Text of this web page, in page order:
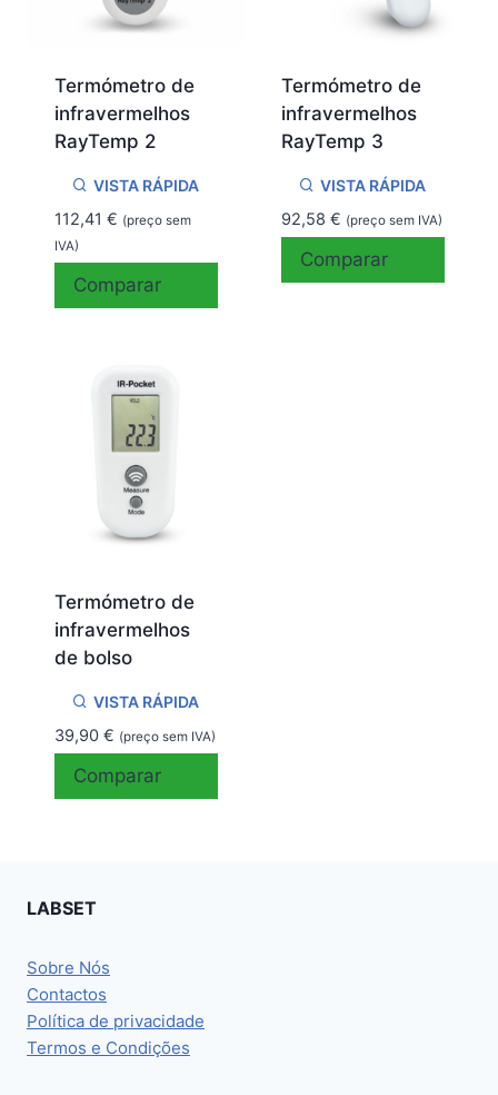
Termómetro de
infravermelhos
RayTemp 2
VISTA RÁPIDA
112,41 € (preço sem
IVA)
Comparar
Termómetro de
infravermelhos
RayTemp 3
VISTA RÁPIDA
92,58 € (preço sem IVA)
Comparar
Termómetro de
infravermelhos
de bolso
VISTA RÁPIDA
39,90 € (preço sem IVA)
Comparar
LABSET
Sobre Nós
Contactos
Política de privacidade
Termos e Condições